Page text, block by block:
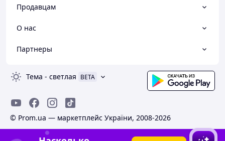
Продавцам
О нас
Партнеры
Тема - светлая BETA
© Prom.ua — маркетплейс України, 2008-2026